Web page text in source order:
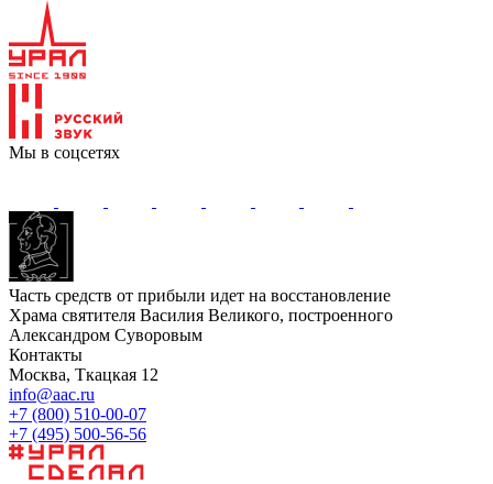
Мы в соцсетях
Часть средств от прибыли идет на восстановление
Храма святителя Василия Великого, построенного
Александром Суворовым
Контакты
Москва, Ткацкая 12
info@aac.ru
+7 (800) 510-00-07
+7 (495) 500-56-56